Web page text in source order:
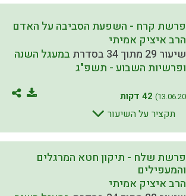
פרשת קרח - השפעת הסביבה על האדם
הרב איציק אמיתי
שיעור 29 מתוך 34 בסדרת
במעגל השנה
ופרשיות השבוע - תשפ"ג
42 דקות
תקציר על השיעור
פרשת שלח - תיקון חטא המרגלים
והמעפילים
הרב איציק אמיתי